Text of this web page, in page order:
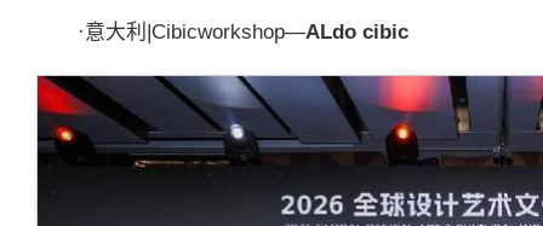
·意大利|Cibicworkshop—ALdo cibic